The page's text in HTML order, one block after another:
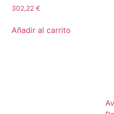
302,22 €
Añadir al carrito